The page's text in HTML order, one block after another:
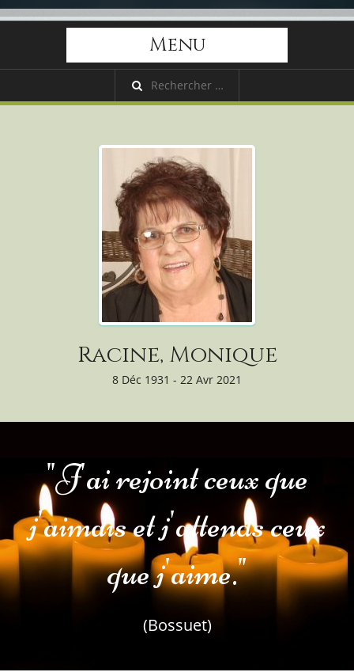
Menu
Racine, Monique
8 Déc 1931 - 22 Avr 2021
"J'ai rejoint ceux que
j'aimais et j'attends ceux
que j'aime."
(Bossuet)